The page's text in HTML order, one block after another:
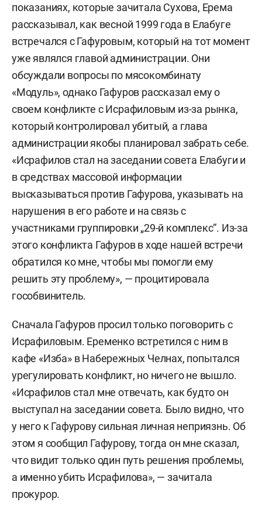
показаниях, которые зачитала Сухова, Ерема
рассказывал, как весной 1999 года в Елабуге
встречался с Гафуровым, который на тот момент
уже являлся главой администрации. Они
обсуждали вопросы по мясокомбинату
«Модуль», однако Гафуров рассказал ему о
своем конфликте с Исрафиловым из-за рынка,
который контролировал убитый, а глава
администрации якобы планировал забрать себе.
«Исрафилов стал на заседании совета Елабуги и
в средствах массовой информации
высказываться против Гафурова, указывать на
нарушения в его работе и на связь с
участниками группировки „29-й комплекс“. Из-за
этого конфликта Гафуров в ходе нашей встречи
обратился ко мне, чтобы мы помогли ему
решить эту проблему», — процитировала
гособвинитель.
Сначала Гафуров просил только поговорить с
Исрафиловым. Еременко встретился с ним в
кафе «Изба» в Набережных Челнах, попытался
урегулировать конфликт, но ничего не вышло.
«Исрафилов стал мне отвечать, как будто он
выступал на заседании совета. Было видно, что
у него к Гафурову сильная личная неприязнь. Об
этом я сообщил Гафурову, тогда он мне сказал,
что видит только один путь решения проблемы,
а именно убить Исрафилова», — зачитала
прокурор.